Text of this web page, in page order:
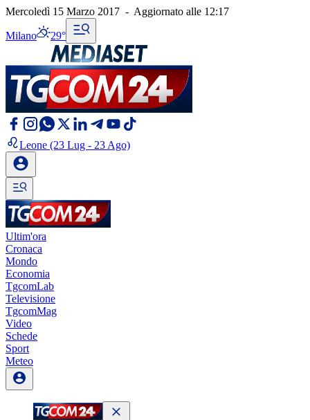
Mercoledì 15 Marzo 2017 - Aggiornato alle 12:17
Milano 29°
Leone (23 Lug - 23 Ago)
Ultim'ora
Cronaca
Mondo
Economia
TgcomLab
Televisione
TgcomMag
Video
Schede
Sport
Meteo